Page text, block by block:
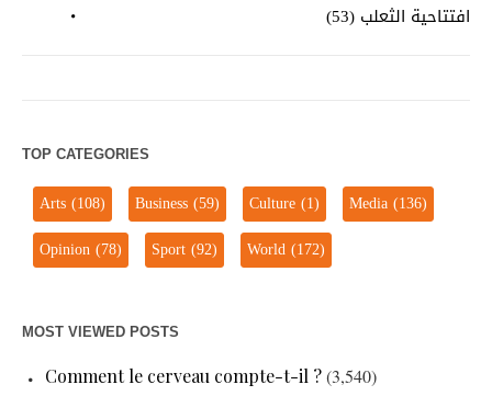
افتتاحية الثعلب (53)
TOP CATEGORIES
Arts(108) Business(59) Culture(1) Media(136)
Opinion(78) Sport(92) World(172)
MOST VIEWED POSTS
Comment le cerveau compte-t-il ?(3,540)